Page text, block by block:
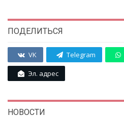
ПОДЕЛИТЬСЯ
VK Telegram
Эл. адрес
НОВОСТИ